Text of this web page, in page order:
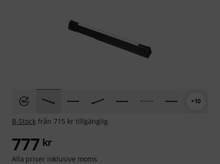
+10
B-Stock från 715 kr tillgänglig
777 kr
Alla priser inklusive moms